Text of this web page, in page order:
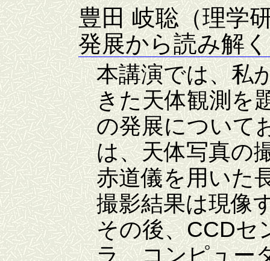
豊田 岐聡（理学
発展から読み解
本講演では、私
きた天体観測を
の発展について
は、天体写真の
赤道儀を用いた
撮影結果は現像
その後、CCDセ
ラ、コンピュー